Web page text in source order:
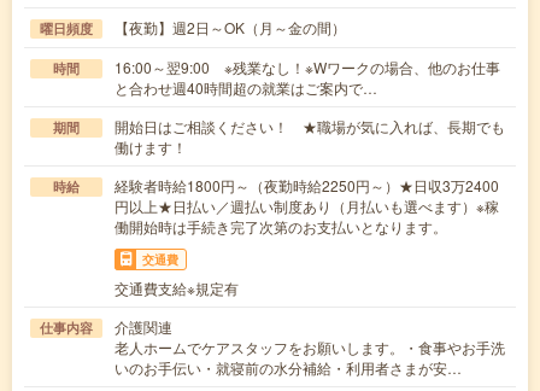
曜日頻度 【夜勤】週2日～OK（月～金の間）
時間
16:00～翌9:00 ※残業なし！※Wワークの場合、他のお仕事
と合わせ週40時間超の就業はご案内で…
期間
開始日はご相談ください！ ★職場が気に入れば、長期でも
働けます！
時給
経験者時給1800円～（夜勤時給2250円～）★日収3万2400
円以上★日払い／週払い制度あり（月払いも選べます）※稼
働開始時は手続き完了次第のお支払いとなります。
交通費
交通費支給※規定有
仕事内容
介護関連
老人ホームでケアスタッフをお願いします。・食事やお手洗
いのお手伝い・就寝前の水分補給・利用者さまが安…